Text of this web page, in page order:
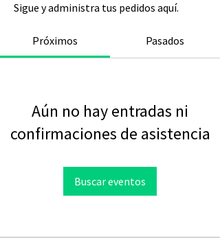
Sigue y administra tus pedidos aquí.
Próximos Pasados
Aún no hay entradas ni
confirmaciones de asistencia
Buscar eventos